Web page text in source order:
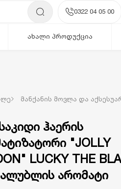
0322 04 05 00
ახალი პროდუქცია
მანქანის მოვლა და
ჰაერის
"JOLLY
LUCKY THE
ალუბლის არომატი